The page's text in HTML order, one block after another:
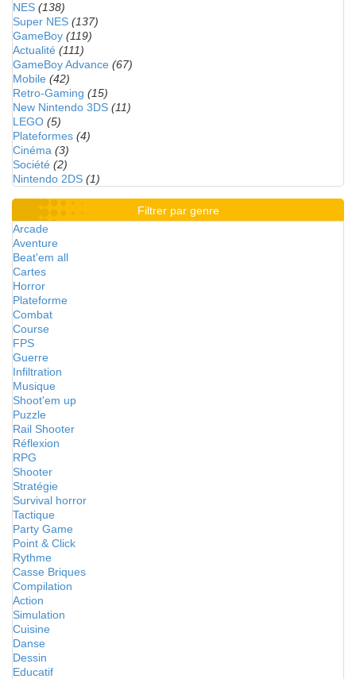
NES (138)
Super NES (137)
GameBoy (119)
Actualité (111)
GameBoy Advance (67)
Mobile (42)
Retro-Gaming (15)
New Nintendo 3DS (11)
LEGO (5)
Plateformes (4)
Cinéma (3)
Société (2)
Nintendo 2DS (1)
Filtrer par genre
Arcade
Aventure
Beat'em all
Cartes
Horror
Plateforme
Combat
Course
FPS
Guerre
Infiltration
Musique
Shoot'em up
Puzzle
Rail Shooter
Réflexion
RPG
Shooter
Stratégie
Survival horror
Tactique
Party Game
Point & Click
Rythme
Casse Briques
Compilation
Action
Simulation
Cuisine
Danse
Dessin
Educatif